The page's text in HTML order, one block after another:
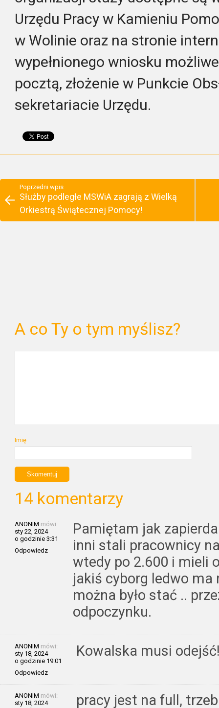
Urzędu Pracy w Kamieniu
w Wolinie oraz na stronie
wypełnionego wniosku
pocztą, złożenie w Punkcie
sekretariacie Urzędu.
Poprzedni wpis
Służby podległe MSWiA zagrają z Wielką
Orkiestrą Świątecznej Pomocy!
A co Ty o tym myślisz?
Imię
14 komentarzy
ANONIM mówi:
sty 22, 2024
o godzinie 3:31
Odpowiedz
Pamiętam jak
inni stali pracownicy
wtedy po 2.600 i mieli
jakiś cyborg ledwo
można było stać ..
odpoczynku.
ANONIM mówi:
sty 18, 2024
o godzinie 19:01
Odpowiedz
Kowalska musi
ANONIM mówi:
sty 18, 2024
pracy jest na full,